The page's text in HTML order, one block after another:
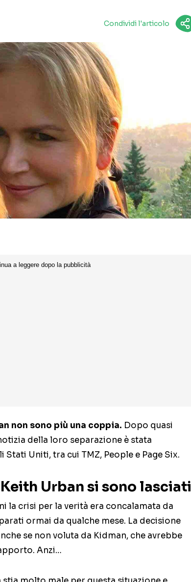
Condividi l'articolo
non sono più una coppia. Dopo quasi
della loro separazione è stata
Uniti, tra cui TMZ, People e Page Six.
Urban si sono lasciati
la crisi per la verità era concalamata da
ormai da qualche mese. La decisione
se non voluta da Kidman, che avrebbe
Anzi…